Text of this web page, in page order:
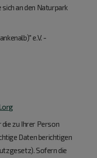
an den Naturpark
e.V. -
zu Ihrer Person
Daten berichtigen
Sofern die